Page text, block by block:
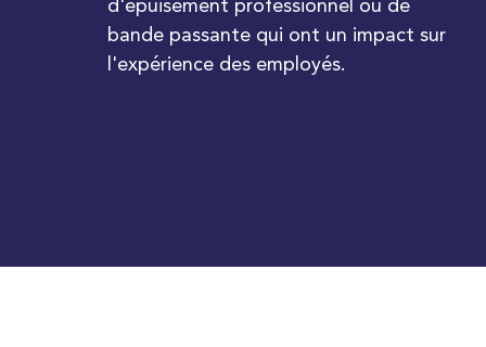
d'épuisement professionnel ou de
bande passante qui ont un impact sur
l'expérience des employés.